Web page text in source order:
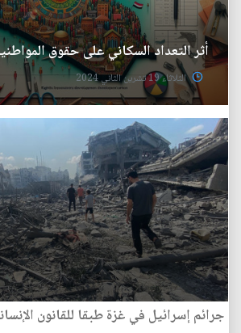
أثر التعداد السكاني على حقوق
الثلاثاء 19 تشرين الثاني 2024
جرائم إسرائيل في غزة طبقا للقانون